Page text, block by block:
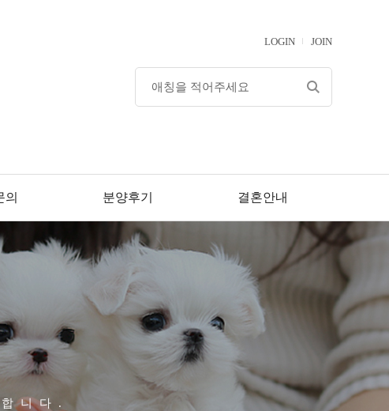
LOGIN JOIN
의 분양후기 결혼안내
니다.